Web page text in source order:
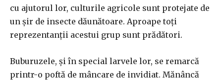
cu ajutorul lor, culturile agricole sunt protejate de
un șir de insecte dăunătoare. Aproape toți
reprezentanții acestui grup sunt prădători.
Buburuzele, și în special larvele lor, se remarcă
printr-o poftă de mâncare de invidiat. Mănâncă